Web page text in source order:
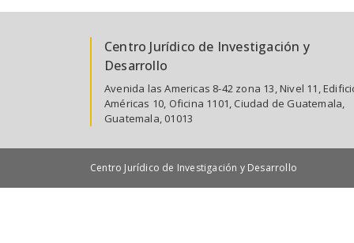
Centro Jurídico de Investigación y
Desarrollo
Avenida las Americas 8-42 zona 13, Nivel 11,
Américas 10, Oficina 1101, Ciudad de Guatemala,
Guatemala, 01013
Centro Jurídico de Investigación y Desarrollo